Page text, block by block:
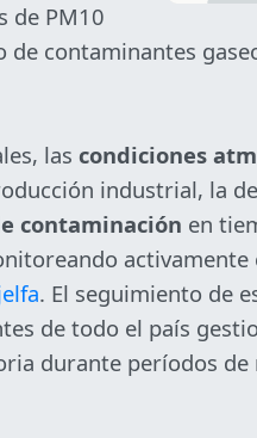
de PM10
de contaminantes
las condiciones
industrial, la
contaminación en
activamente
. El seguimiento de
de todo el país
durante períodos